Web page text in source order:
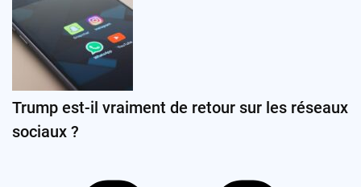
Trump est-il vraiment de retour sur les réseaux
sociaux ?